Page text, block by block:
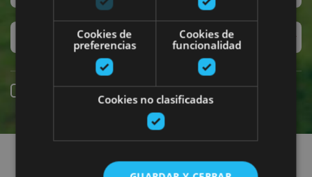
Experiencias exclusivas
Reserva online
Encuentra planes
Cookies de
preferencias
Cookies de
funcionalidad
Cookies no clasificadas